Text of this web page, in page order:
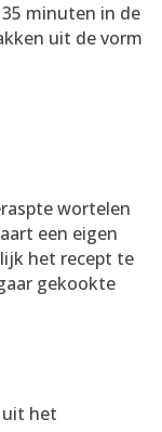
minuten in de
uit de vorm
wortelen
een eigen
het recept te
gekookte
het